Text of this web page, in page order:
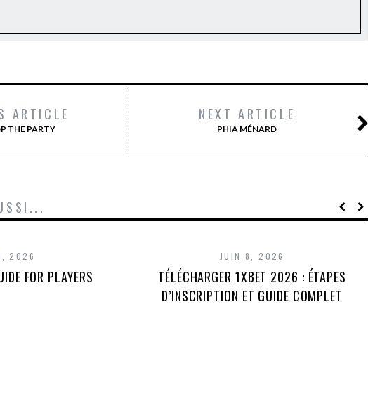
ARTICLE
THE PARTY
NEXT ARTICLE
PHIA MÉNARD
2026
FOR PLAYERS
JUIN 8, 2026
TÉLÉCHARGER 1XBET 2026 : ÉTAPES
D’INSCRIPTION ET GUIDE COMPLET